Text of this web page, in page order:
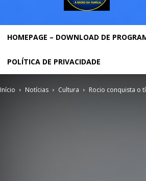
HOMEPAGE – DOWNLOAD DE
POLÍTICA DE PRIVACIDADE
Início Notícias Cultura Rocio conquista o